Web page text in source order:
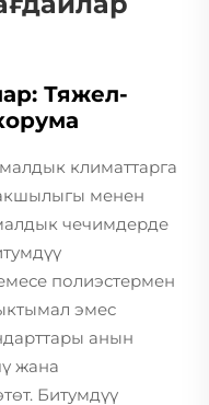
Тяжел-
климаттарга
менен
чечимдерде
полиэстермен
эмес
анын
жана
Битумдүү